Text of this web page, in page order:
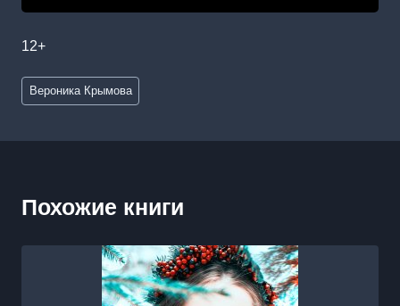
12+
Метки
записи:
Вероника Крымова
Похожие книги